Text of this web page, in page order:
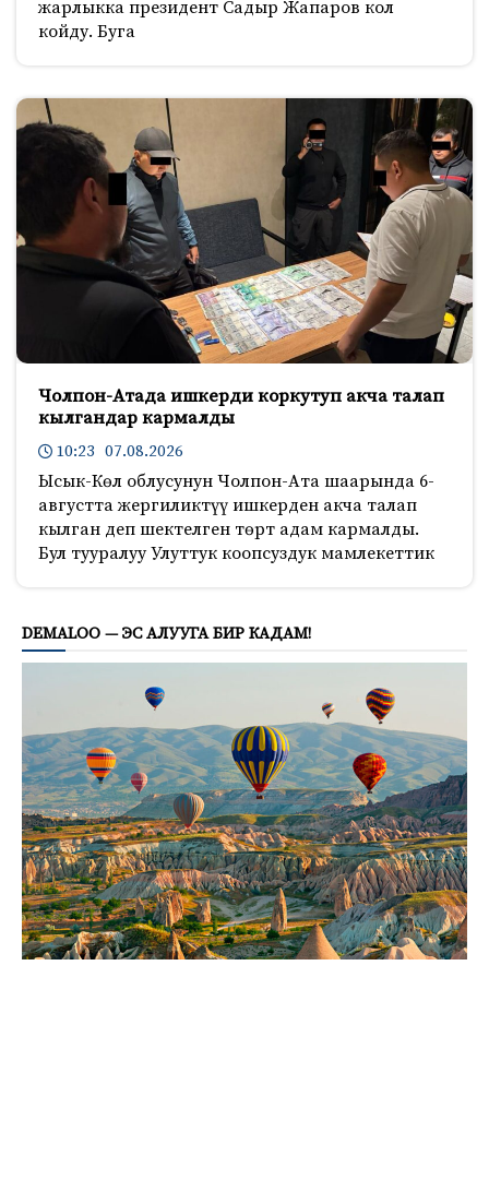
жарлыкка президент Садыр Жапаров кол
койду. Буга
Чолпон-Атада ишкерди коркутуп акча талап
кылгандар кармалды
10:23 07.08.2026
Ысык-Көл облусунун Чолпон-Ата шаарында 6-
августта жергиликтүү ишкерден акча талап
кылган деп шектелген төрт адам кармалды.
Бул тууралуу Улуттук коопсуздук мамлекеттик
DEMALOO — ЭС АЛУУГА БИР КАДАМ!